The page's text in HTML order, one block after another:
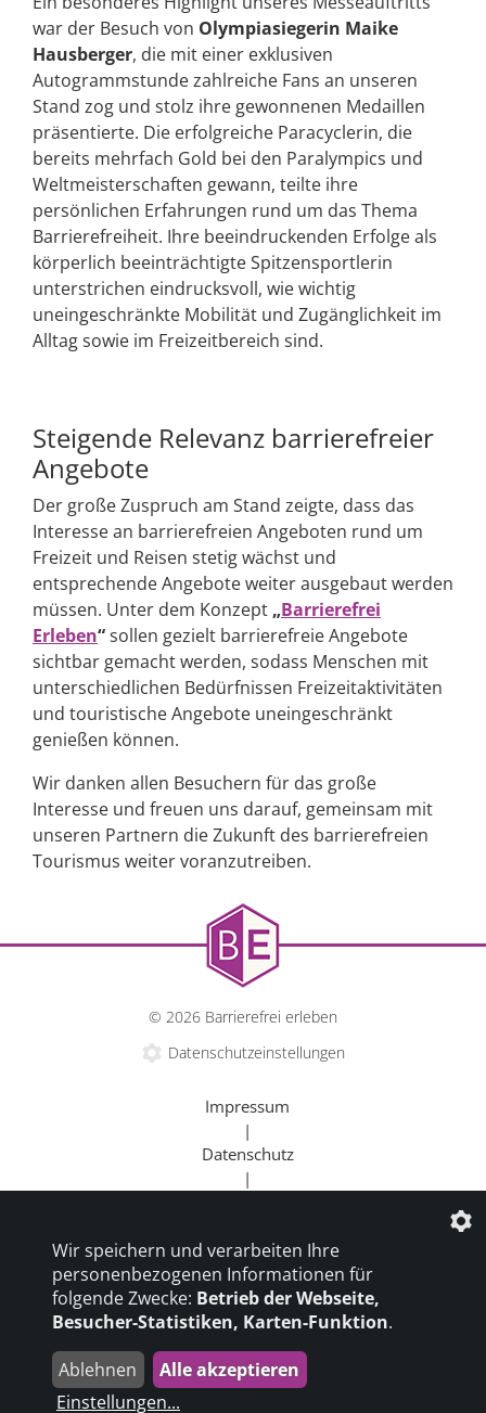
war der Besuch von Olympiasiegerin Maike
Hausberger, die mit einer exklusiven
Autogrammstunde zahlreiche Fans an unseren
Stand zog und stolz ihre gewonnenen Medaillen
präsentierte. Die erfolgreiche Paracyclerin, die
bereits mehrfach Gold bei den Paralympics und
Weltmeisterschaften gewann, teilte ihre
persönlichen Erfahrungen rund um das Thema
Barrierefreiheit. Ihre beeindruckenden Erfolge als
körperlich beeinträchtigte Spitzensportlerin
unterstrichen eindrucksvoll, wie wichtig
uneingeschränkte Mobilität und Zugänglichkeit im
Alltag sowie im Freizeitbereich sind.
Steigende Relevanz barrierefreier
Angebote
Der große Zuspruch am Stand zeigte, dass das
Interesse an barrierefreien Angeboten rund um
Freizeit und Reisen stetig wächst und
entsprechende Angebote weiter ausgebaut werden
müssen. Unter dem Konzept „Barrierefrei
Erleben“sollen gezielt barrierefreie Angebote
sichtbar gemacht werden, sodass Menschen mit
unterschiedlichen Bedürfnissen Freizeitaktivitäten
und touristische Angebote uneingeschränkt
genießen können.
Wir danken allen Besuchern für das große
Interesse und freuen uns darauf, gemeinsam mit
unseren Partnern die Zukunft des barrierefreien
Tourismus weiter voranzutreiben.
© 2026 Barrierefrei erleben
Datenschutzeinstellungen
Impressum
|
Datenschutz
|
Beratung
|
Goldener Rollstuhl
|
die profilschmiede - Internetagentur
Wir speichern und verarbeiten Ihre
personenbezogenen Informationen für
folgende Zwecke: Betrieb der Webseite,
Besucher-Statistiken, Karten-Funktion.
Ablehnen
Alle akzeptieren
Einstellungen...